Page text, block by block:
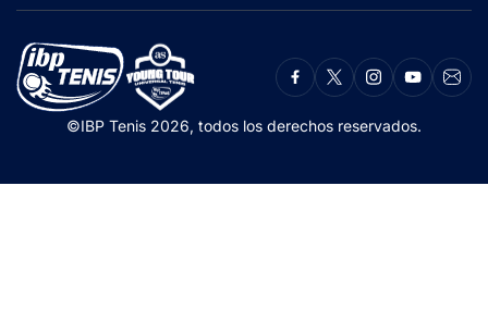
©IBP Tenis 2026, todos los derechos reservados.